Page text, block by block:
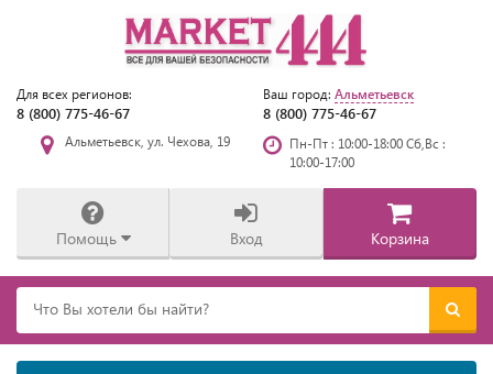
Для всех регионов:
8 (800) 775-46-67
Ваш город: Альметьевск
8 (800) 775-46-67
Альметьевск, ул. Чехова, 19
Пн-Пт : 10:00-18:00 Сб,Вс :
10:00-17:00
Помощь Вход Корзина